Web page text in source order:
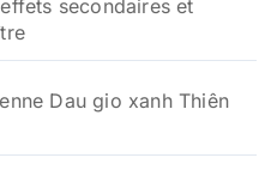
secondaires et
Dau gio xanh Thiên